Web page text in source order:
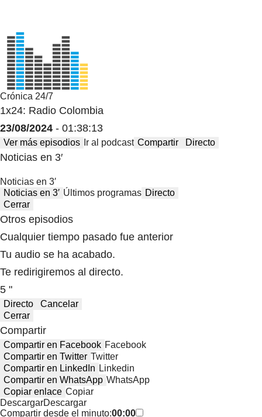
Crónica 24/7
1x24: Radio Colombia
23/08/2024 - 01:38:13
Ver más episodios Ir al podcast Compartir Directo
Noticias en 3′
Noticias en 3′
Noticias en 3′ Últimos programas Directo
Cerrar
Otros episodios
Cualquier tiempo pasado fue anterior
Tu audio se ha acabado.
Te redirigiremos al directo.
5 "
Directo
Cancelar
Cerrar
Compartir
Compartir en Facebook Facebook
Compartir en Twitter Twitter
Compartir en LinkedIn Linkedin
Compartir en WhatsApp WhatsApp
Copiar enlace Copiar
DescargarDescargar
Compartir desde el minuto:00:00